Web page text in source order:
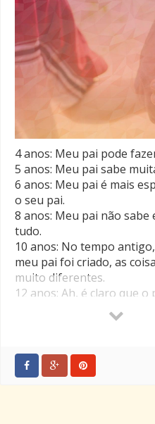
4 anos: Meu pai pode
5 anos: Meu pai sabe
6 anos: Meu pai é mais
o seu pai.
8 anos: Meu pai não sabe
tudo.
10 anos: No tempo
meu pai foi criado, as
muito diferentes.
12 anos: Ah, é claro que o
sabe nada sobre isso. É
para se lembrar da sua
diz. Ele é tão antiquado!
21 anos: Ele? Meu Deus,